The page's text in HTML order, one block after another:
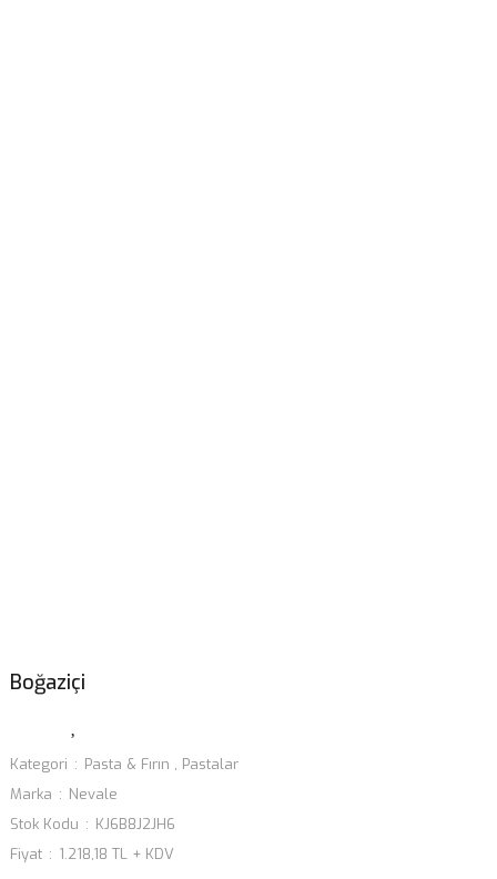
Boğaziçi
Kategori Pasta & Fırın , Pastalar
Marka
Nevale
Stok Kodu
KJ6B8J2JH6
Fiyat
1.218,18 TL + KDV